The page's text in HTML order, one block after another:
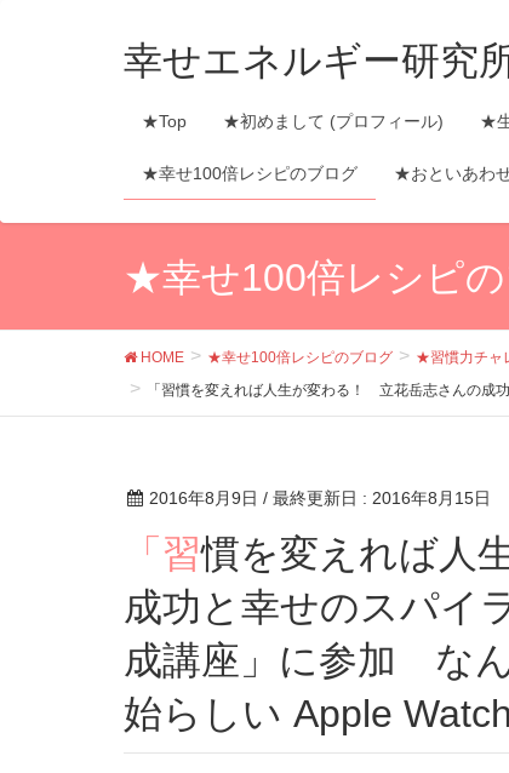
幸せエネルギー研究
★Top ★初めまして (プロフィール) ★
★幸せ100倍レシピのブログ ★おといあわ
★幸せ100倍レシピ
HOME ★幸せ100倍レシピのブログ
★習慣力チャ
「習慣を変えれば人生が変わる！ 立花岳志さんの
2016年8月9日 / 最終更新日 : 2016年8月15日
「習慣を変えれば人生が変わる！ 立花岳志さんの
成功と幸せのスパイ
成講座」に参加 な
始らしい Apple